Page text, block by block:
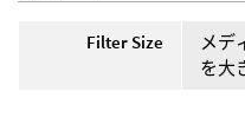
Filter Size
メデ
を大